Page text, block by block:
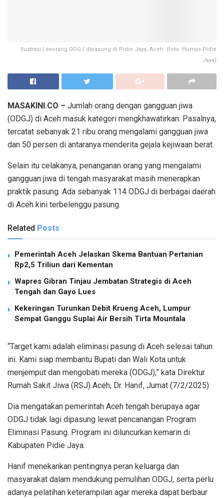
Ilustrasi | seorang ODGJ dipasung di Pidie Jaya, Aceh. (foto: Humas Pidie
Jaya)
MASAKINI.CO – Jumlah orang dengan gangguan jiwa
(ODGJ) di Aceh masuk kategori mengkhawatirkan. Pasalnya,
tercatat sebanyak 21 ribu orang mengalami gangguan jiwa
dan 50 persen di antaranya menderita gejala kejiwaan berat.
Selain itu celakanya, penanganan orang yang mengalami
gangguan jiwa di tengah masyarakat masih menerapkan
praktik pasung. Ada sebanyak 114 ODGJ di berbagai daerah
di Aceh kini terbelenggu pasung.
Related Posts
Pemerintah Aceh Jelaskan Skema Bantuan Pertanian
Rp2,5 Triliun dari Kementan
Wapres Gibran Tinjau Jembatan Strategis di Aceh
Tengah dan Gayo Lues
Kekeringan Turunkan Debit Krueng Aceh, Lumpur
Sempat Ganggu Suplai Air Bersih Tirta Mountala
“Target kami adalah eliminasi pasung di Aceh selesai tahun
ini. Kami siap membantu Bupati dan Wali Kota untuk
menjemput dan mengobati mereka (ODGJ),” kata Direktur
Rumah Sakit Jiwa (RSJ) Aceh, Dr. Hanif, Jumat (7/2/2025).
Dia mengatakan pemerintah Aceh tengah berupaya agar
ODGJ tidak lagi dipasung lewat pencanangan Program
Eliminasi Pasung. Program ini diluncurkan kemarin di
Kabupaten Pidie Jaya.
Hanif menekankan pentingnya peran keluarga dan
masyarakat dalam mendukung pemulihan ODGJ, serta perlu
adanya pelatihan keterampilan agar mereka dapat berbaur